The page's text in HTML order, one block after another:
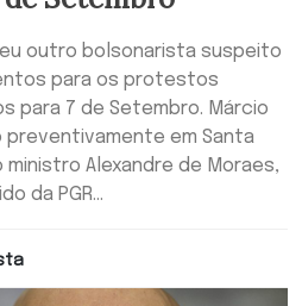
outro bolsonarista suspeito
para os protestos
para 7 de Setembro. Márcio
preventivamente em Santa
Alexandre de Moraes,
da PGR...